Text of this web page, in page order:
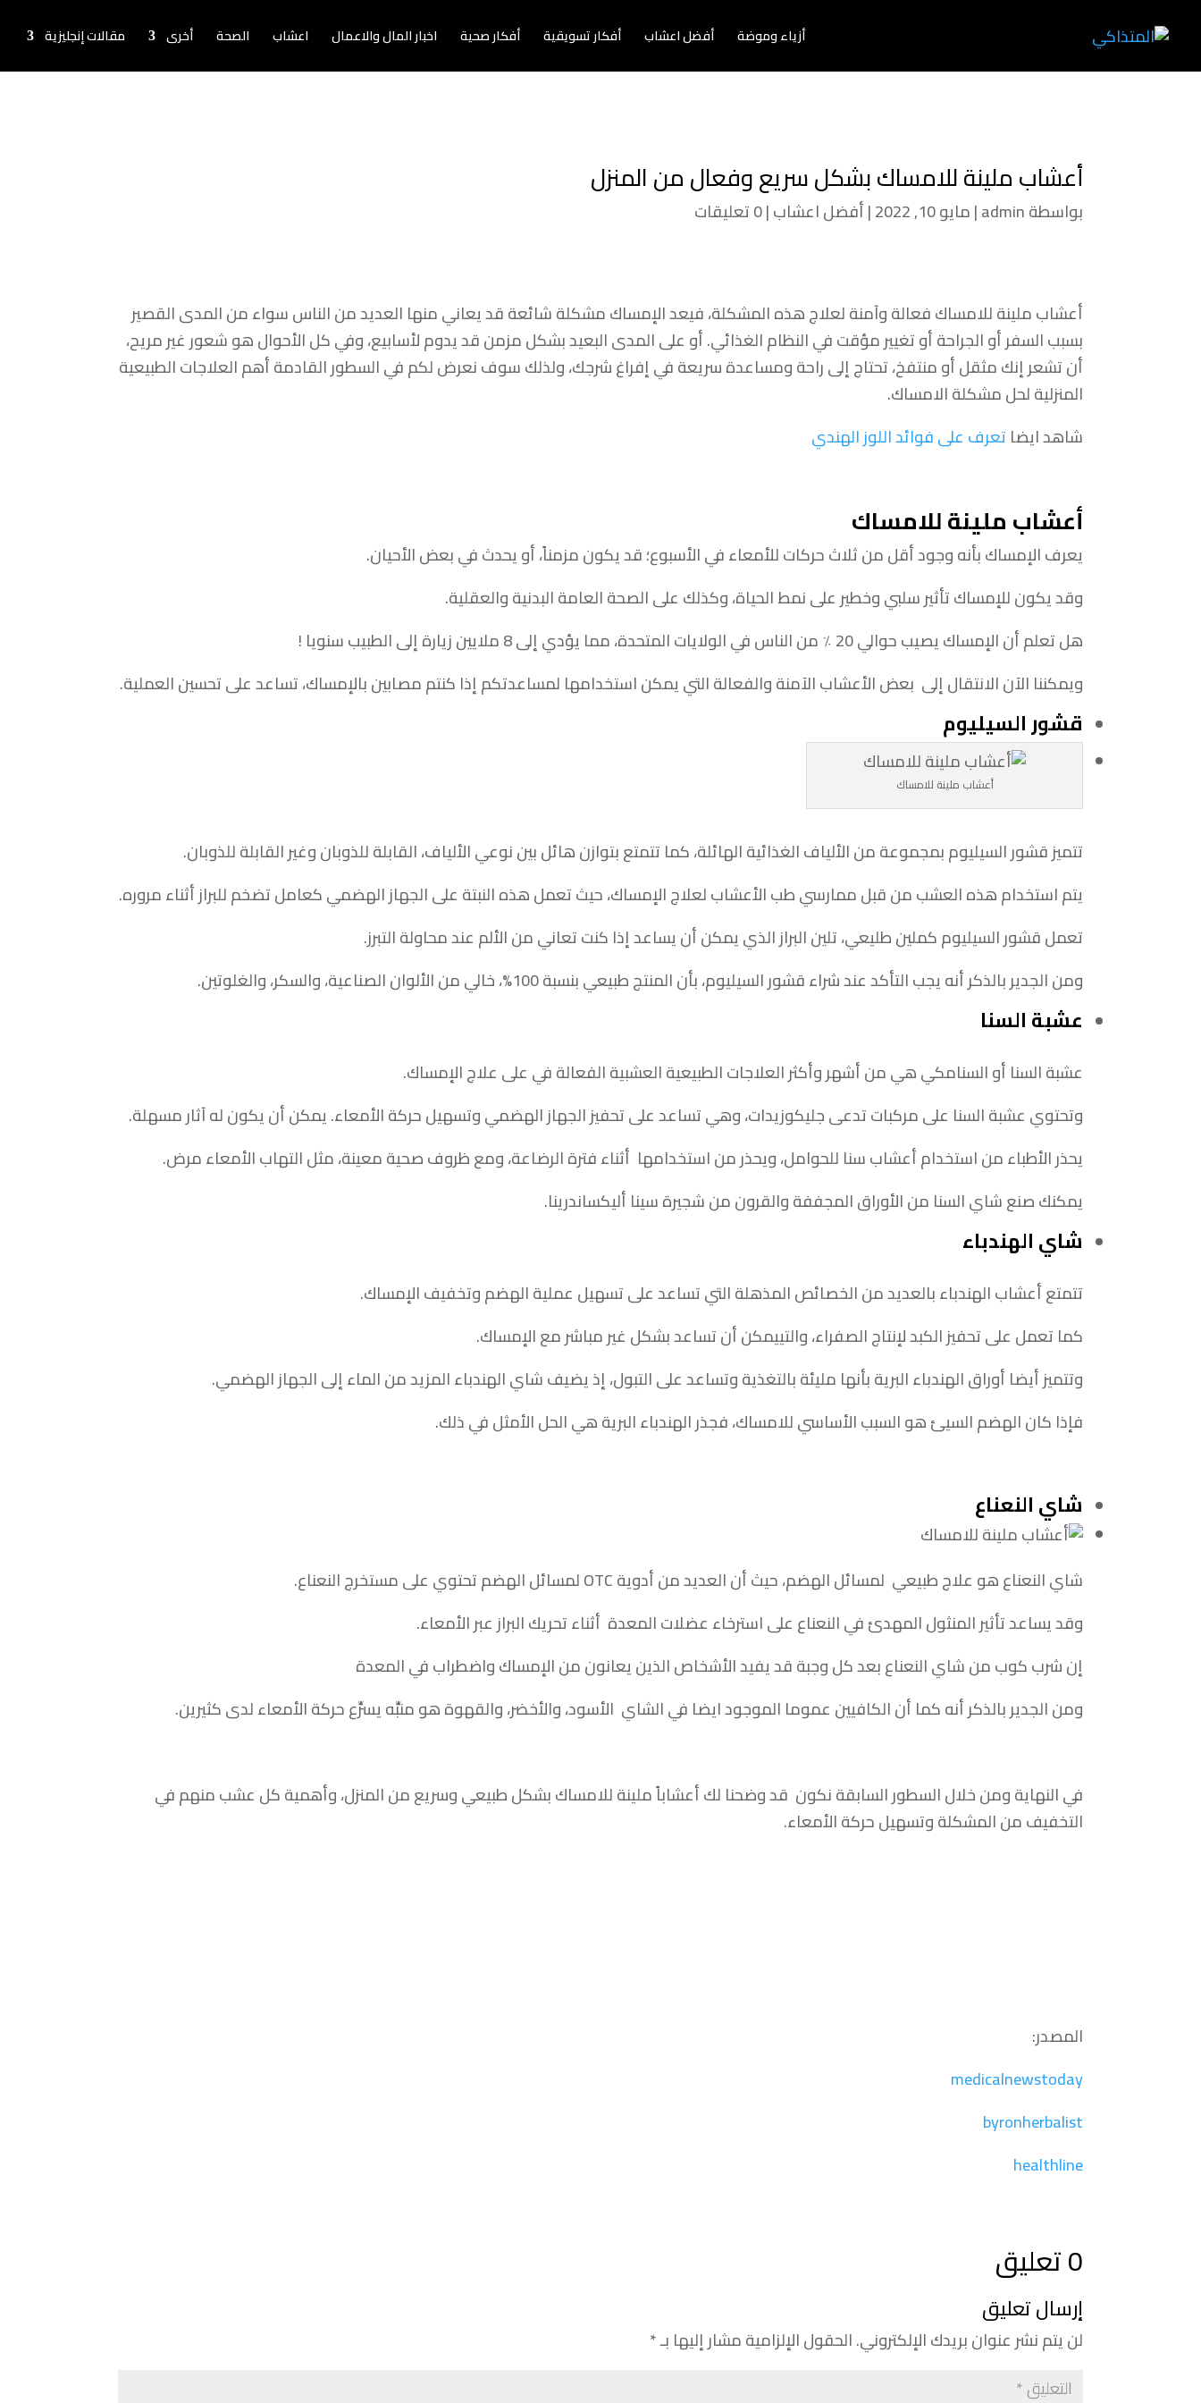
أزياء وموضة أفضل اعشاب أفكار تسويقية أفكار صحية اخبار المال والاعمال اعشاب الصحة أخرى مقالات إنجليزية
أعشاب ملينة للامساك بشكل سريع وفعال من المنزل
بواسطةadmin
|مايو 10, 2022 |أفضل اعشاب|0 تعليقات
أعشاب ملينة للامساك فعالة وآمنة لعلاج هذه المشكلة، فيعد الإمساك مشكلة شائعة قد يعاني منها العديد من الناس سواء من المدى القصير
بسبب السفر أو الجراحة أو تغيير مؤقت في النظام الغذائي. أو على المدى البعيد بشكل مزمن قد يدوم لأسابيع، وفي كل الأحوال هو شعور غير مريح،
أن تشعر إنك مثقل أو منتفخ، تحتاج إلى راحة ومساعدة سريعة في إفراغ شرجك، ولذلك سوف نعرض لكم في السطور القادمة أهم العلاجات الطبيعية
المنزلية لحل مشكلة الامساك.
شاهد ايضا تعرف على فوائد اللوز الهندي
أعشاب ملينة للامساك
يعرف الإمساك بأنه وجود أقل من ثلاث حركات للأمعاء في الأسبوع؛ قد يكون مزمناً، أو يحدث في بعض الأحيان.
وقد يكون للإمساك تأثير سلبي وخطير على نمط الحياة، وكذلك على الصحة العامة البدنية والعقلية.
هل تعلم أن الإمساك يصيب حوالي 20 ٪ من الناس في الولايات المتحدة، مما يؤدي إلى 8 ملايين زيارة إلى الطبيب سنويا !
ويمكننا الآن الانتقال إلى بعض الأعشاب الآمنة والفعالة التي يمكن استخدامها لمساعدتكم إذا كنتم مصابين بالإمساك، تساعد على تحسين العملية.
قشور السيليوم
أعشاب ملينة للامساك
تتميز قشور السيليوم بمجموعة من الألياف الغذائية الهائلة، كما تتمتع بتوازن هائل بين نوعي الألياف، القابلة للذوبان وغير القابلة للذوبان.
يتم استخدام هذه العشب من قبل ممارسي طب الأعشاب لعلاج الإمساك، حيث تعمل هذه النبتة على الجهاز الهضمي كعامل تضخم للبراز أثناء مروره.
تعمل قشور السيليوم كملين طليعي، تلين البراز الذي يمكن أن يساعد إذا كنت تعاني من الألم عند محاولة التبرز.
ومن الجدير بالذكر أنه يجب التأكد عند شراء قشور السيليوم، بأن المنتج طبيعي بنسبة 100%، خالي من الألوان الصناعية، والسكر، والغلوتين.
عشبة السنا
عشبة السنا أو السنامكي هي من أشهر وأكثر العلاجات الطبيعية العشبية الفعالة في على علاج الإمساك.
وتحتوي عشبة السنا على مركبات تدعى جليكوزيدات، وهي تساعد على تحفيز الجهاز الهضمي وتسهيل حركة الأمعاء. يمكن أن يكون له آثار مسهلة.
يحذر الأطباء من استخدام أعشاب سنا للحوامل، ويحذر من استخدامها أثناء فترة الرضاعة، ومع ظروف صحية معينة، مثل التهاب الأمعاء مرض.
يمكنك صنع شاي السنا من الأوراق المجففة والقرون من شجيرة سينا أليكساندرينا.
شاي الهندباء
تتمتع أعشاب الهندباء بالعديد من الخصائص المذهلة التي تساعد على تسهيل عملية الهضم وتخفيف الإمساك.
كما تعمل على تحفيز الكبد لإنتاج الصفراء، والتييمكن أن تساعد بشكل غير مباشر مع الإمساك.
وتتميز أيضا أوراق الهندباء البرية بأنها مليئة بالتغذية وتساعد على التبول، إذ يضيف شاي الهندباء المزيد من الماء إلى الجهاز الهضمي.
فإذا كان الهضم السيئ هو السبب الأساسي للامساك، فجذر الهندباء البرية هي الحل الأمثل في ذلك.
شاي النعناع
شاي النعناع هو علاج طبيعي لمسائل الهضم، حيث أن العديد من أدوية OTC لمسائل الهضم تحتوي على مستخرج النعناع.
وقد يساعد تأثير المنثول المهدئ في النعناع على استرخاء عضلات المعدة أثناء تحريك البراز عبر الأمعاء.
إن شرب كوب من شاي النعناع بعد كل وجبة قد يفيد الأشخاص الذين يعانون من الإمساك واضطراب في المعدة
ومن الجدير بالذكر أنه كما أن الكافيين عموما الموجود ايضا في الشاي الأسود، والأخضر، والقهوة هو منبِّه يسرِّع حركة الأمعاء لدى كثيرين.
في النهاية ومن خلال السطور السابقة نكون قد وضحنا لك أعشاباً ملينة للامساك بشكل طبيعي وسريع من المنزل، وأهمية كل عشب منهم في
التخفيف من المشكلة وتسهيل حركة الأمعاء.
المصدر:
medicalnewstoday
byronherbalist
healthline
0 تعليق
إرسال تعليق
لن يتم نشر عنوان بريدك الإلكتروني.الحقول الإلزامية مشار إليها بـ*